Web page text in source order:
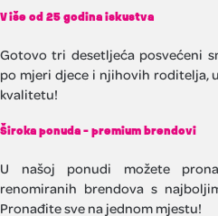
Više od 25 godina iskustva
Gotovo tri desetljeća posvećeni
po mjeri djece i njihovih roditelja,
kvalitetu!
Široka ponuda - premium brendovi
U našoj ponudi možete
renomiranih brendova s
Pronađite sve na jednom mjestu!